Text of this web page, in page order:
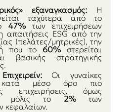
εξαναγκασμός: Η
ταχύτερα από το
47% των επιχειρήσεων
απαιτήσεις ESG από την
(πελάτες/μητρικές), την
που το 60% στερείται
βασικής στρατηγικής
Οι γυναίκες
κατά μέσο όρο πιο
επιχειρήσεις, όμως
μόλις το 2% των
κεφαλαίων.